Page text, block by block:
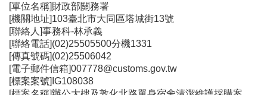
[單位名稱]財政部關務署
[機關地址]103臺北市大同區塔城街13號
[聯絡人]事務科-林承義
[聯絡電話](02)25505500分機1331
[傳真號碼](02)25506042
[電子郵件信箱]007778@customs.gov.tw
[標案案號]IG108038